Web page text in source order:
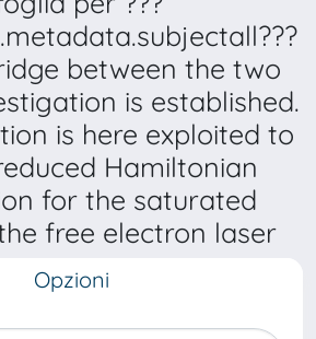
between the two
is established.
is here exploited to
Hamiltonian
for the saturated
free electron laser
Opzioni